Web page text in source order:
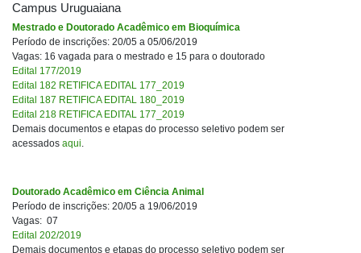
Campus Uruguaiana
Mestrado e Doutorado Acadêmico em Bioquímica
Período de inscrições: 20/05 a 05/06/2019
Vagas: 16 vagada para o mestrado e 15 para o doutorado
Edital 177/2019
Edital 182 RETIFICA EDITAL 177_2019
Edital 187 RETIFICA EDITAL 180_2019
Edital 218 RETIFICA EDITAL 177_2019
Demais documentos e etapas do processo seletivo podem ser
acessados aqui.
Doutorado Acadêmico em Ciência Animal
Período de inscrições: 20/05 a 19/06/2019
Vagas: 07
Edital 202/2019
Demais documentos e etapas do processo seletivo podem ser